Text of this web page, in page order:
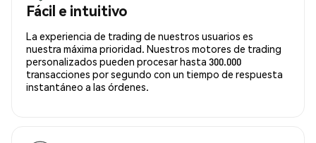
Fácil e intuitivo
La experiencia de trading de nuestros usuarios es
nuestra máxima prioridad. Nuestros motores de trading
personalizados pueden procesar hasta 300.000
transacciones por segundo con un tiempo de respuesta
instantáneo a las órdenes.